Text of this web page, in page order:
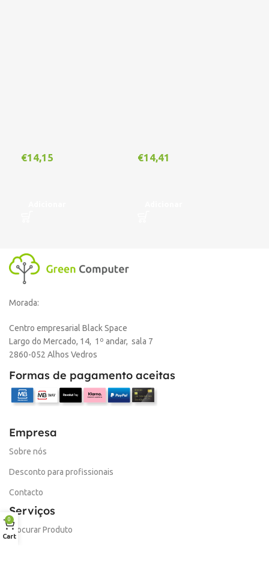
€14,15 €14,41
Morada:
Centro empresarial Black Space
Largo do Mercado, 14, 1º andar, sala 7
2860-052 Alhos Vedros
Formas de pagamento aceitas
Empresa
Sobre nós
Desconto para profissionais
Contacto
Serviços
Procurar Produto
0
Cart